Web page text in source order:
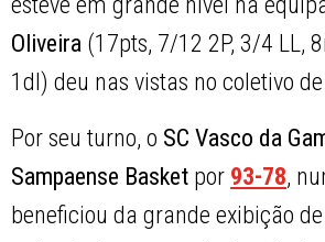
Oliveira (17pts, 7/12 2P, 3/4 LL,
1dl) deu nas vistas no coletivo
Por seu turno, o SC Vasco da
Sampaense Basket por 93-78,
beneficiou da grande exibição de